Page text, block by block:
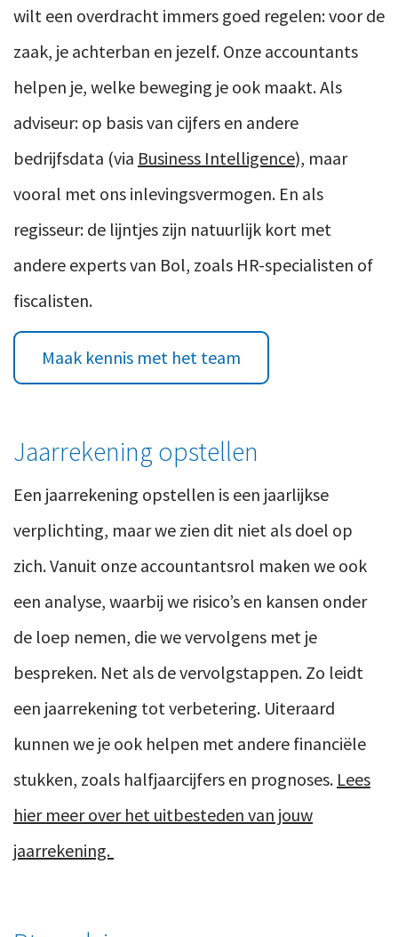
wilt een overdracht immers goed regelen: voor de
zaak, je achterban en jezelf. Onze accountants
helpen je, welke beweging je ook maakt. Als
adviseur: op basis van cijfers en andere
bedrijfsdata (via Business Intelligence), maar
vooral met ons inlevingsvermogen. En als
regisseur: de lijntjes zijn natuurlijk kort met
andere experts van Bol, zoals HR-specialisten of
fiscalisten.
Maak kennis met het team
Jaarrekening opstellen
Een jaarrekening opstellen is een jaarlijkse
verplichting, maar we zien dit niet als doel op
zich. Vanuit onze accountantsrol maken we ook
een analyse, waarbij we risico’s en kansen onder
de loep nemen, die we vervolgens met je
bespreken. Net als de vervolgstappen. Zo leidt
een jaarrekening tot verbetering. Uiteraard
kunnen we je ook helpen met andere financiële
stukken, zoals halfjaarcijfers en prognoses. Lees
hier meer over het uitbesteden van jouw
jaarrekening.